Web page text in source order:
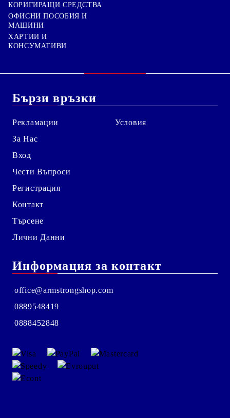
КОРИГИРАЩИ СРЕДСТВА
ОФИСНИ ПОСОБИЯ И
МАШИНИ
ХАРТИИ И
КОНСУМАТИВИ
Бързи връзки
Рекламации
За Нас
Вход
Чести Въпроси
Регистрация
Контакт
Търсене
Лични Данни
Условия
Информация за контакт
office@armstrongshop.com
0889548419
0888452848